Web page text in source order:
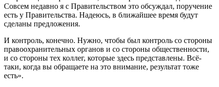
Совсем недавно я с Правительством это обсуждал, поручение
есть у Правительства. Надеюсь, в ближайшее время будут
сделаны предложения.
И контроль, конечно. Нужно, чтобы был контроль со стороны
правоохранительных органов и со стороны общественности,
и со стороны тех коллег, которые здесь представлены. Всё-
таки, когда вы обращаете на это внимание, результат тоже
есть».